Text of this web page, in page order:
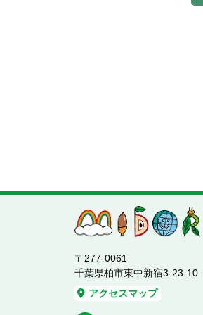
〒277-0061
千葉県柏市東中新宿3-23-10
アクセスマップ